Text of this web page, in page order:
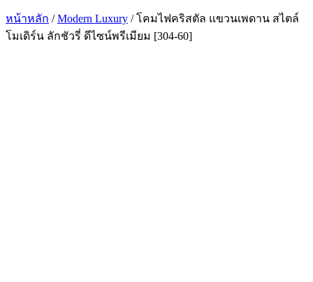
หน้าหลัก /Modern Luxury / โคมไฟคริสตัล แขวนเพดาน สไตล์
โมเดิร์น ลักชัวรี่ ดีไซน์พรีเมียม [304-60]